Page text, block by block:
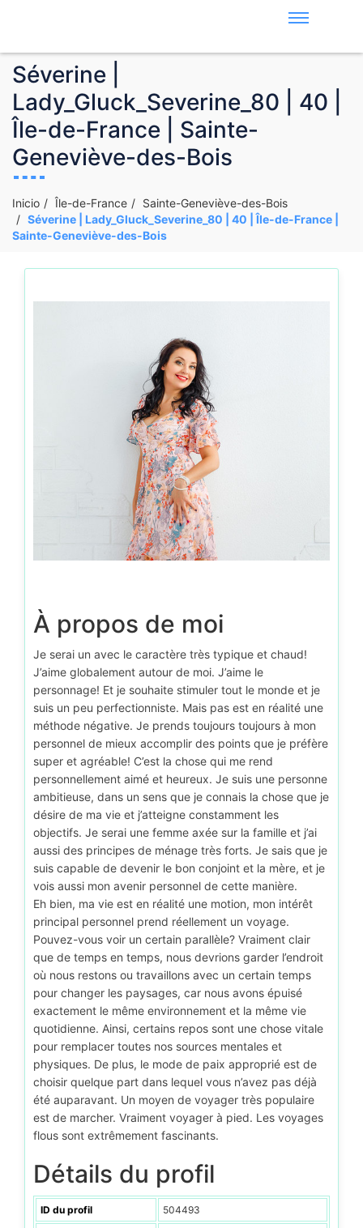
Séverine |
Lady_Gluck_Severine_80 | 40 |
Île-de-France | Sainte-
Geneviève-des-Bois
Inicio Île-de-France
Sainte-Geneviève-des-Bois
Séverine | Lady_Gluck_Severine_80 | 40 | Île-de-France |
Sainte-Geneviève-des-Bois
À propos de moi
Je serai un avec le caractère très typique et chaud!
J’aime globalement autour de moi. J’aime le
personnage! Et je souhaite stimuler tout le monde et je
suis un peu perfectionniste. Mais pas est en réalité une
méthode négative. Je prends toujours toujours à mon
personnel de mieux accomplir des points que je préfère
super et agréable! C’est la chose qui me rend
personnellement aimé et heureux. Je suis une personne
ambitieuse, dans un sens que je connais la chose que je
désire de ma vie et j’atteigne constamment les
objectifs. Je serai une femme axée sur la famille et j’ai
aussi des principes de ménage très forts. Je sais que je
suis capable de devenir le bon conjoint et la mère, et je
vois aussi mon avenir personnel de cette manière.
Eh bien, ma vie est en réalité une motion, mon intérêt
principal personnel prend réellement un voyage.
Pouvez-vous voir un certain parallèle? Vraiment clair
que de temps en temps, nous devrions garder l’endroit
où nous restons ou travaillons avec un certain temps
pour changer les paysages, car nous avons épuisé
exactement le même environnement et la même vie
quotidienne. Ainsi, certains repos sont une chose vitale
pour remplacer toutes nos sources mentales et
physiques. De plus, le mode de paix approprié est de
choisir quelque part dans lequel vous n’avez pas déjà
été auparavant. Un moyen de voyager très populaire
est de marcher. Vraiment voyager à pied. Les voyages
flous sont extrêmement fascinants.
Détails du profil
ID du profil 504493